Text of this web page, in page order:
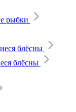
рыбки
блёсны
блёсны